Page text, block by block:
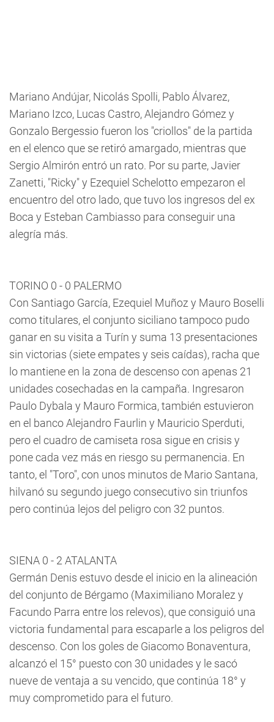
Mariano Andújar, Nicolás Spolli, Pablo Álvarez,
Mariano Izco, Lucas Castro, Alejandro Gómez y
Gonzalo Bergessio fueron los "criollos" de la partida
en el elenco que se retiró amargado, mientras que
Sergio Almirón entró un rato. Por su parte, Javier
Zanetti, "Ricky" y Ezequiel Schelotto empezaron el
encuentro del otro lado, que tuvo los ingresos del ex
Boca y Esteban Cambiasso para conseguir una
alegría más.
TORINO 0 - 0 PALERMO
Con Santiago García, Ezequiel Muñoz y Mauro Boselli
como titulares, el conjunto siciliano tampoco pudo
ganar en su visita a Turín y suma 13 presentaciones
sin victorias (siete empates y seis caídas), racha que
lo mantiene en la zona de descenso con apenas 21
unidades cosechadas en la campaña. Ingresaron
Paulo Dybala y Mauro Formica, también estuvieron
en el banco Alejandro Faurlin y Mauricio Sperduti,
pero el cuadro de camiseta rosa sigue en crisis y
pone cada vez más en riesgo su permanencia. En
tanto, el "Toro", con unos minutos de Mario Santana,
hilvanó su segundo juego consecutivo sin triunfos
pero continúa lejos del peligro con 32 puntos.
SIENA 0 - 2 ATALANTA
Germán Denis estuvo desde el inicio en la alineación
del conjunto de Bérgamo (Maximiliano Moralez y
Facundo Parra entre los relevos), que consiguió una
victoria fundamental para escaparle a los peligros del
descenso. Con los goles de Giacomo Bonaventura,
alcanzó el 15° puesto con 30 unidades y le sacó
nueve de ventaja a su vencido, que continúa 18° y
muy comprometido para el futuro.